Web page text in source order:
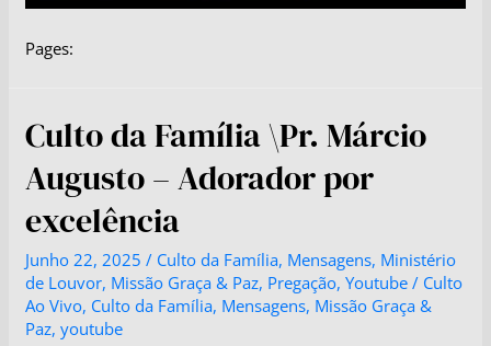
Pages:
Culto da Família \Pr. Márcio
Augusto – Adorador por
excelência
Junho 22, 2025 / Culto da Família, Mensagens, Ministério
de Louvor, Missão Graça & Paz, Pregação,Youtube / Culto
Ao Vivo, Culto da Família, Mensagens, Missão Graça &
Paz,youtube